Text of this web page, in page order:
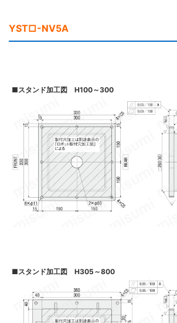
YST□-NV5A
■スタンド加工図 H100～300
■スタンド加工図 H305～800